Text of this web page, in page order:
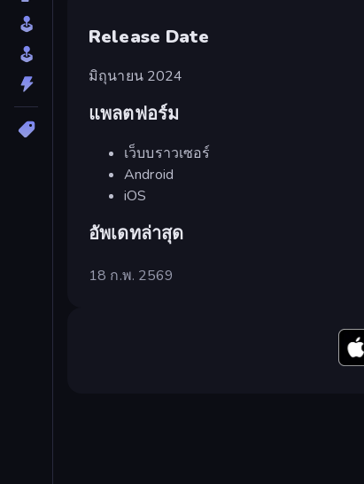
Release Date
มิถุนายน 2024
แพลตฟอร์ม
เว็บบราวเซอร์
Android
iOS
อัพเดทล่าสุด
18 ก.พ. 2569